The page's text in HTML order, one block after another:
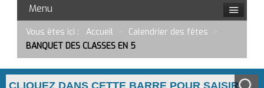
Menu
Vous êtes ici : Accueil Calendrier des fêtes
BANQUET DES CLASSES EN 5